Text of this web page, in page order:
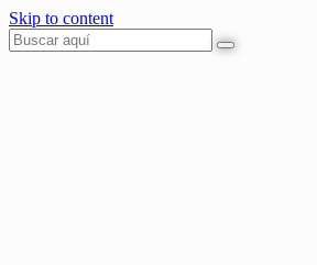
Skip to content